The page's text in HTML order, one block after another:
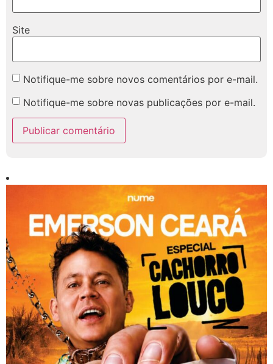
Site
Notifique-me sobre novos comentários por e-mail.
Notifique-me sobre novas publicações por e-mail.